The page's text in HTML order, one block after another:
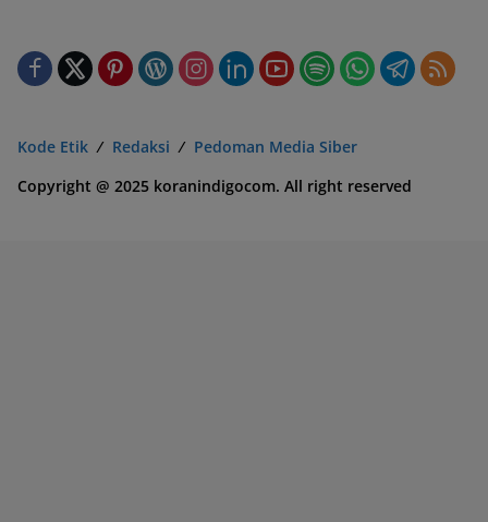
Kode Etik Redaksi
Pedoman Media Siber
Copyright @ 2025 koranindigocom. All right reserved